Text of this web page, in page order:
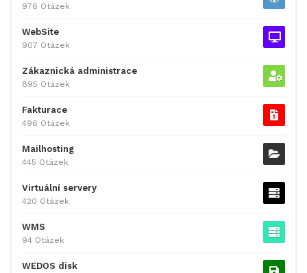
976 Otázek
WebSite
907 Otázek
Zákaznická administrace
895 Otázek
Fakturace
496 Otázek
Mailhosting
445 Otázek
Virtuální servery
420 Otázek
WMS
94 Otázek
WEDOS disk